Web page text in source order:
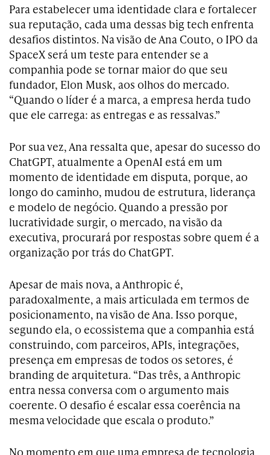
Para estabelecer uma identidade clara e fortalecer
sua reputação, cada uma dessas big tech enfrenta
desafios distintos. Na visão de Ana Couto, o IPO da
SpaceX será um teste para entender se a
companhia pode se tornar maior do que seu
fundador, Elon Musk, aos olhos do mercado.
“Quando o líder é a marca, a empresa herda tudo
que ele carrega: as entregas e as ressalvas.”
Por sua vez, Ana ressalta que, apesar do sucesso do
ChatGPT, atualmente a OpenAI está em um
momento de identidade em disputa, porque, ao
longo do caminho, mudou de estrutura, liderança
e modelo de negócio. Quando a pressão por
lucratividade surgir, o mercado, na visão da
executiva, procurará por respostas sobre quem é a
organização por trás do ChatGPT.
Apesar de mais nova, a Anthropic é,
paradoxalmente, a mais articulada em termos de
posicionamento, na visão de Ana. Isso porque,
segundo ela, o ecossistema que a companhia está
construindo, com parceiros, APIs, integrações,
presença em empresas de todos os setores, é
branding de arquitetura. “Das três, a Anthropic
entra nessa conversa com o argumento mais
coerente. O desafio é escalar essa coerência na
mesma velocidade que escala o produto.”
No momento em que uma empresa de tecnologia